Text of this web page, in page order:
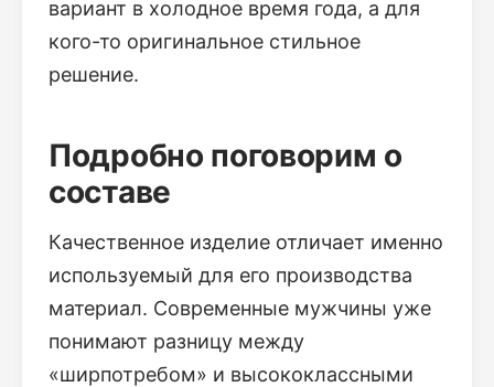
вариант в холодное время года, а для
кого-то оригинальное стильное
решение.
Подробно поговорим о
составе
Качественное изделие отличает именно
используемый для его производства
материал. Современные мужчины уже
понимают разницу между
«ширпотребом» и высококлассными